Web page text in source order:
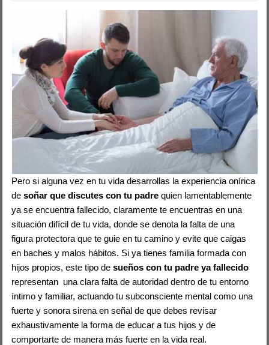
Pero si alguna vez en tu vida desarrollas la experiencia onírica
desoñar que discutes con tu padre quien lamentablemente
ya se encuentra fallecido, claramente te encuentras en una
situación difícil de tu vida, donde se denota la falta de una
figura protectora que te guie en tu camino y evite que caigas
en baches y malos hábitos. Si ya tienes familia formada con
hijos propios, este tipo desueños con tu padre ya fallecido
representan una clara falta de autoridad dentro de tu entorno
íntimo y familiar, actuando tu subconsciente mental como una
fuerte y sonora sirena en señal de que debes revisar
exhaustivamente la forma de educar a tus hijos y de
comportarte de manera más fuerte en la vida real.